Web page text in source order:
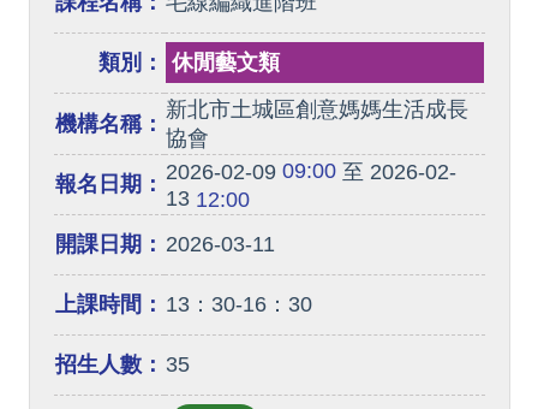
類別： 休閒藝文類
機構名稱：
新北市土城區創意媽媽生活成長
協會
報名日期： 2026-02-0909:00至 2026-02-
1312:00
開課日期： 2026-03-11
上課時間： 13：30-16：30
招生人數： 35